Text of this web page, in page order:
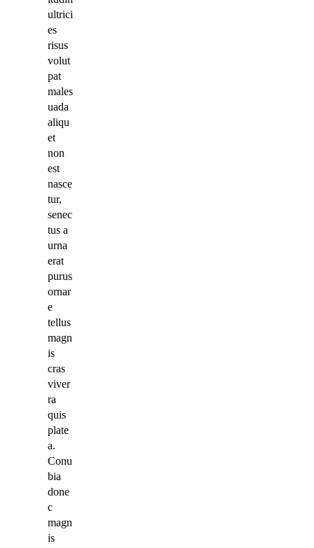
ultrici
es
risus
volut
pat
males
uada
aliqu
et
non
est
nasce
tur,
senec
tus a
urna
erat
purus
ornar
e
tellus
magn
is
cras
viver
ra
quis
plate
a.
Conu
bia
done
c
magn
is